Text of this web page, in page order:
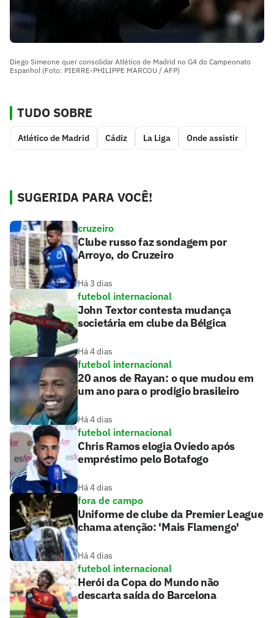
Diego Simeone quer consolidar Atlético de Madrid no G4 do Campeonato
Espanhol (Foto: PIERRE-PHILIPPE MARCOU / AFP)
TUDO SOBRE
Atlético de Madrid Cádiz La Liga Onde assistir
SUGERIDA PARA VOCÊ!
cruzeiro
Clube russo faz sondagem por
Arroyo, do Cruzeiro
Há 3 dias
futebol internacional
John Textor contesta mudança
societária em clube da Bélgica
Há 4 dias
futebol internacional
20 anos de Rayan: o que mudou em
um ano para o prodígio brasileiro
Há 4 dias
futebol internacional
Chris Ramos elogia Oviedo após
empréstimo pelo Botafogo
Há 4 dias
fora de campo
Uniforme de clube da Premier League
chama atenção: 'Mais Flamengo'
Há 4 dias
futebol internacional
Herói da Copa do Mundo não
descarta saída do Barcelona